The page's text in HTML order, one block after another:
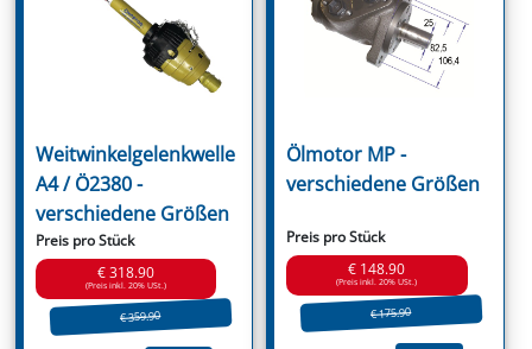
Weitwinkelgelenkwelle
A4 / Ö2380 -
verschiedene Größen
Preis pro Stück
€ 318.90
(Preis inkl. 20% USt.)
€ 359.90
Ölmotor MP -
verschiedene Größen
Preis pro Stück
€ 148.90
(Preis inkl. 20% USt.)
€ 175.90